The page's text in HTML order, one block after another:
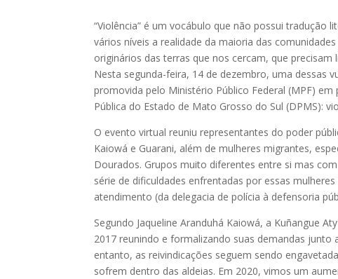
“Violência” é um vocábulo que não possui tradução
vários níveis a realidade da maioria das
originários das terras que nos cercam, que
Nesta segunda-feira, 14 de dezembro, uma dessas
promovida pelo Ministério Público Federal (MPF)
Pública do Estado de Mato Grosso do Sul (DPMS):
O evento virtual reuniu representantes do poder
Kaiowá e Guarani, além de mulheres migrantes,
Dourados. Grupos muito diferentes entre si mas
série de dificuldades enfrentadas por essas
atendimento (da delegacia de polícia à defensoria
Segundo Jaqueline Aranduhá Kaiowá, a Kuñangue
2017 reunindo e formalizando suas demandas
entanto, as reivindicações seguem sendo
sofrem dentro das aldeias. Em 2020, vimos um